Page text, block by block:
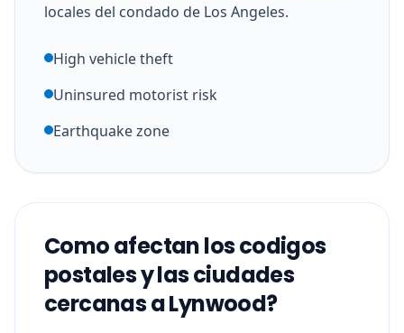
locales del condado de Los Angeles.
High vehicle theft
Uninsured motorist risk
Earthquake zone
Como afectan los codigos
postales y las ciudades
cercanas a Lynwood?